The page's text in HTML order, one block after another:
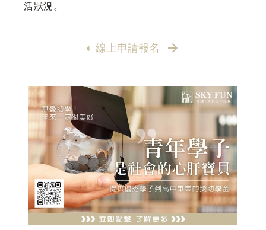
活狀況。
◐ 線上申請報名